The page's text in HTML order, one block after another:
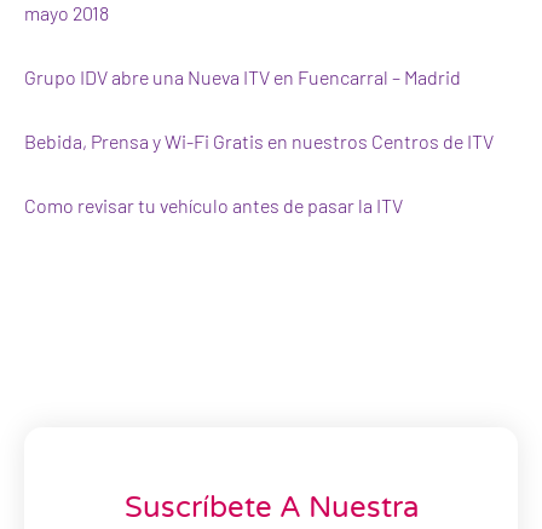
mayo 2018
Grupo IDV abre una Nueva ITV en Fuencarral – Madrid
Bebida, Prensa y Wi-Fi Gratis en nuestros Centros de ITV
Como revisar tu vehículo antes de pasar la ITV
Suscríbete A Nuestra